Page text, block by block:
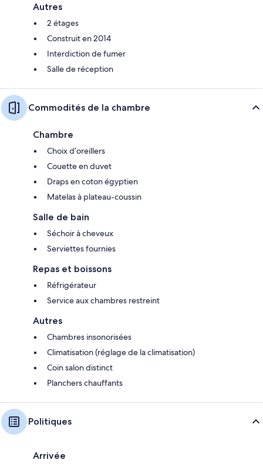
Autres
2 étages
Construit en 2014
Interdiction de fumer
Salle de réception
Commodités de la chambre
Chambre
Choix d’oreillers
Couette en duvet
Draps en coton égyptien
Matelas à plateau-coussin
Salle de bain
Séchoir à cheveux
Serviettes fournies
Repas et boissons
Réfrigérateur
Service aux chambres restreint
Autres
Chambres insonorisées
Climatisation (réglage de la climatisation)
Coin salon distinct
Planchers chauffants
Politiques
Arrivée